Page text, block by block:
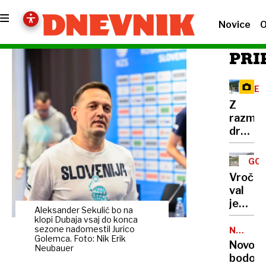
Novice
Aleksander Sekulić bo na
klopi Dubaja vsaj do konca
sezone nadomestil Jurico
Golemca. Foto: Nik Erik
Neubauer
Z
na
Vršič
leze
vsak,
ki
ozadje
za
val
je
gore,
zaradi
bodo